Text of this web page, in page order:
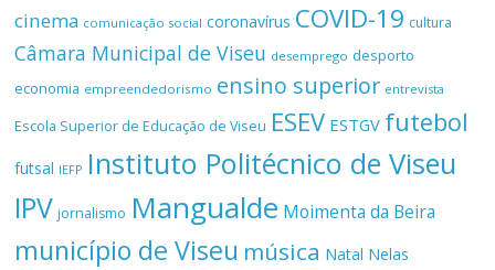
cinema comunicação social coronavírus COVID-19 cultura
Câmara Municipal de Viseu desemprego desporto
economia empreendedorismo ensino superior entrevista
Escola Superior de Educação de Viseu ESEV ESTGV futebol
futsal IEFP Instituto Politécnico de Viseu
IPV jornalismo Mangualde Moimenta da Beira
município de Viseu música Natal Nelas